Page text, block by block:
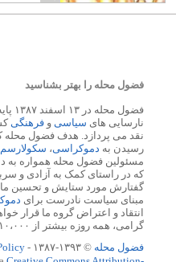
فضول محله را بهتر بشناسید
نارسایی های سیاسی و فرهنگی
نقد می پردازد. هدف فضول
رسیدن به دموکراسی، سکولارسم
مسئولین فضول محله همواره به
که در راستای کمک به آزادی و
گفتارش مورد ستایش و تحسین ما
مبنای سیاست نادرست برای
انتقاد و اعتراض گروه ما قرار
گرامی، همه روزه بیشتر از ۱۰،۰۰۰ نفر از این سایت دیدن می کنند.
فضول محله © ۱۳۹۳-۱۳۸۷ -